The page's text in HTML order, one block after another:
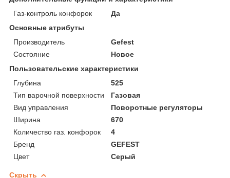
Газ-контроль конфорок
Да
Основные атрибуты
Производитель
Gefest
Состояние
Новое
Пользовательские характеристики
Глубина
525
Тип варочной поверхности
Газовая
Вид управления
Поворотные регуляторы
Ширина
670
Количество газ. конфорок
4
Бренд
GEFEST
Цвет
Серый
Скрыть